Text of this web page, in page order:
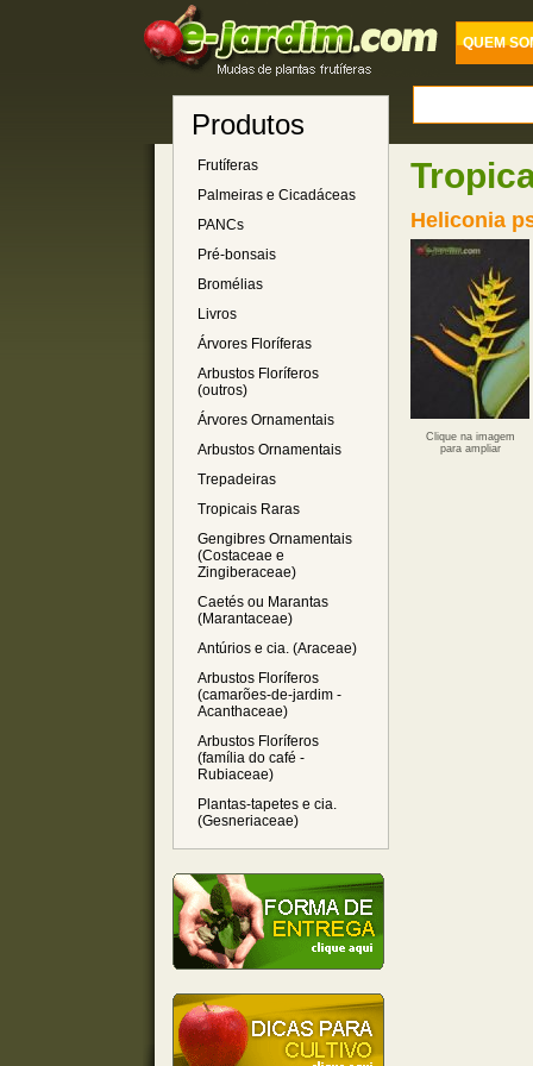
QUEM
Produtos
Frutíferas
Palmeiras e Cicadáceas
PANCs
Pré-bonsais
Bromélias
Livros
Árvores Floríferas
Arbustos Floríferos
(outros)
Árvores Ornamentais
Arbustos Ornamentais
Trepadeiras
Tropicais Raras
Gengibres Ornamentais
(Costaceae e
Zingiberaceae)
Caetés ou Marantas
(Marantaceae)
Antúrios e cia. (Araceae)
Arbustos Floríferos
(camarões-de-jardim -
Acanthaceae)
Arbustos Floríferos
(família do café -
Rubiaceae)
Plantas-tapetes e cia.
(Gesneriaceae)
Heliconia
Clique na imagem
para ampliar